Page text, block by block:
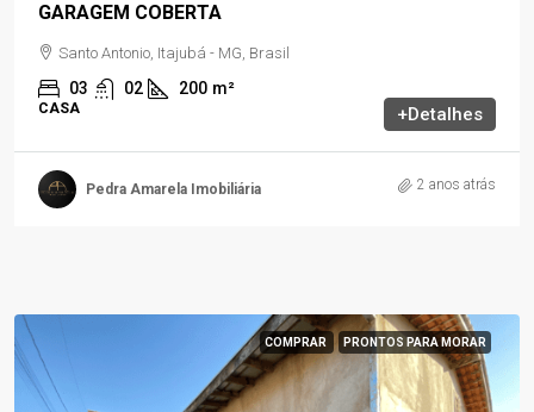
GARAGEM COBERTA
Santo Antonio, Itajubá - MG, Brasil
03 02 200 m²
CASA +Detalhes
Pedra Amarela Imobiliária 2 anos atrás
COMPRAR PRONTOS PARA MORAR